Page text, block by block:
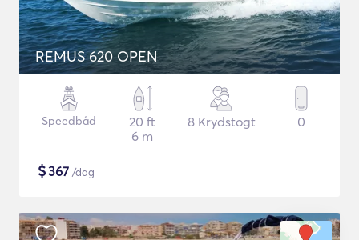
REMUS 620 OPEN
Speedbåd
20 ft
6 m
8 Krydstogt 0
$367 /dag